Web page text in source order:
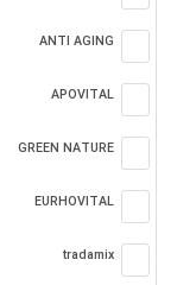
ANTI AGING
APOVITAL
GREEN NATURE
EURHOVITAL
tradamix